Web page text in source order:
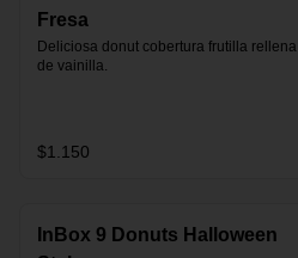
Fresa
Deliciosa donut cobertura frutilla rellena
de vainilla.
$1.150
InBox 9 Donuts Halloween